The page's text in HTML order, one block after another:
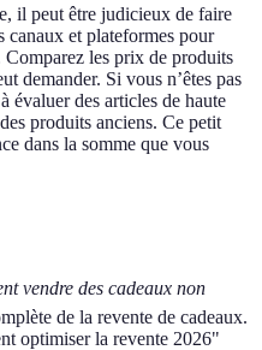
il peut être judicieux de faire
canaux et plateformes pour
les prix de produits
demander. Si vous n’êtes pas
évaluer des articles de haute
produits anciens. Ce petit
dans la somme que vous
vendre des cadeaux non
de la revente de cadeaux.
optimiser la revente 2026"